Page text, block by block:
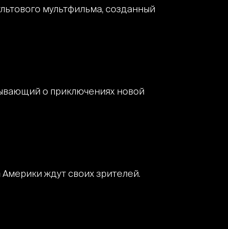
мультфильма, созданный
о приключениях новой
ждут своих зрителей.